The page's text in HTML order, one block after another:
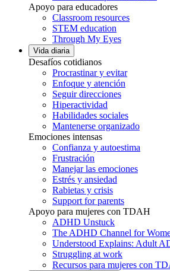
Apoyo para educadores
Classroom resources
STEM education
Through My Eyes
Vida diaria
Desafíos cotidianos
Procrastinar y evitar
Enfoque y atención
Seguir direcciones
Hiperactividad
Habilidades sociales
Mantenerse organizado
Emociones intensas
Confianza y autoestima
Frustración
Manejar las emociones
Estrés y ansiedad
Rabietas y crisis
Support for parents
Apoyo para mujeres con TDAH
ADHD Unstuck
The ADHD Channel for
Understood Explains: Adult
Struggling at work
Recursos para mujeres con